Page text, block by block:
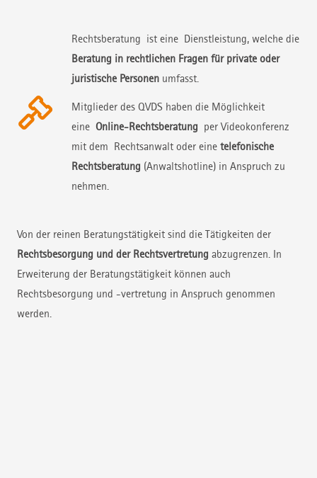
Rechtsberatung ist eine Dienstleistung, welche die
Beratung in rechtlichen Fragen für private oder
juristische Personen umfasst.
Mitglieder des QVDS haben die Möglichkeit
eineOnline-Rechtsberatung per Videokonferenz
mit dem Rechtsanwalt oder einetelefonische
Rechtsberatung (Anwaltshotline) in Anspruch zu
nehmen.
Von der reinen Beratungstätigkeit sind die Tätigkeiten der
Rechtsbesorgung und der Rechtsvertretung abzugrenzen. In
Erweiterung der Beratungstätigkeit können auch
Rechtsbesorgung und -vertretung in Anspruch genommen
werden.